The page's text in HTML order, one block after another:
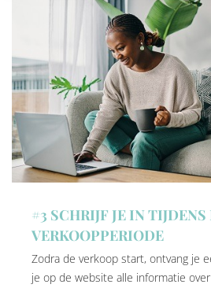
#3 SCHRIJF JE IN TIJDENS
VERKOOPPERIODE
Zodra de verkoop start, ontvang je
je op de website alle informatie